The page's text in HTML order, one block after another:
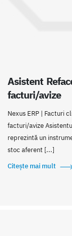
Asistent
facturi/avize
Nexus ERP | Facturi
facturi/avize
reprezintă un
stoc aferent [...]
Citește mai mult